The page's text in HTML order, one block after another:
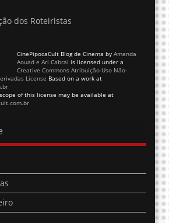
dos Roteiristas
CinePipocaCult Blog de Cinema by Amanda
Aouad e Ari Cabral is licensed under a
Creative Commons Atribuição-Uso Não-
License Based on a work at
of this license may be available at